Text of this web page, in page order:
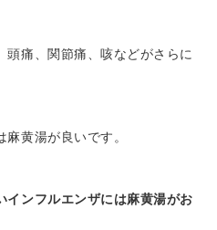
頭痛、関節痛、咳などがさらに
黄湯が良いです。
インフルエンザには麻黄湯がお